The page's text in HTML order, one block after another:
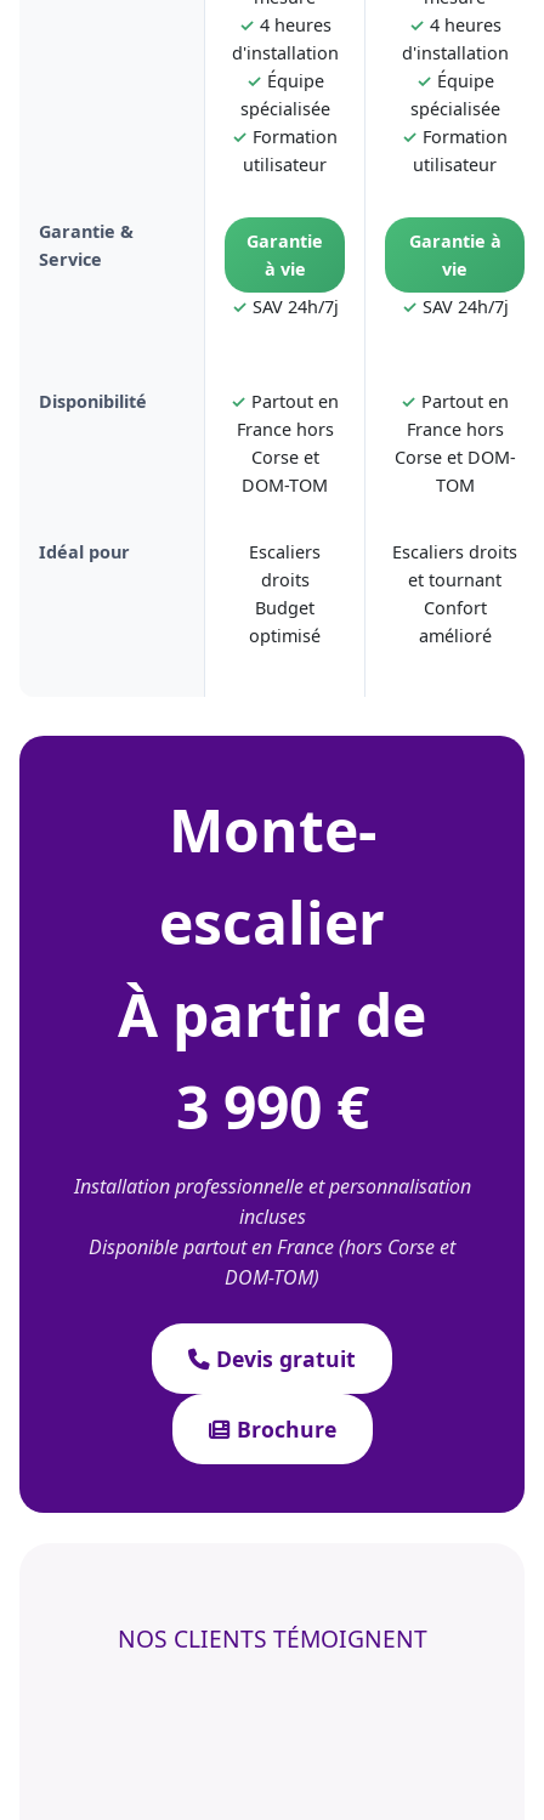
✓ 4 heures
d'installation
✓ Équipe
spécialisée
✓ Formation
utilisateur
✓ 4 heures
d'installation
✓ Équipe
spécialisée
✓ Formation
utilisateur
Garantie &
Service
Garantie
à vie
✓ SAV 24h/7j
Garantie à
vie
✓ SAV 24h/7j
Disponibilité ✓ Partout en
France hors
Corse et
DOM-TOM
✓ Partout en
France hors
Corse et DOM-
TOM
Idéal pour
Escaliers
droits
Budget
optimisé
Escaliers droits
et tournant
Confort
amélioré
monte-
escalier
À partir de
3 990 €
Installation professionnelle et personnalisation
incluses
Disponible partout en France (hors Corse et
DOM-TOM)
Devis gratuit
Brochure
NOS CLIENTS TÉMOIGNENT